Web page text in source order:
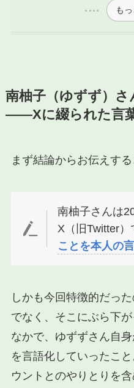
も
南柚子（ゆずず）さ
——Xに綴られた言
まず結論からお伝えする
南柚子さんは
X（旧Twitter）
ことを本人の
しかも今回特徴的だっ
でなく、そこにぶら下
なかで、ゆずずさん自
を言語化していったこ
ウントとのやりとりを